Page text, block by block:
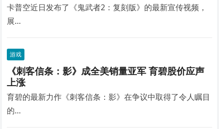
卡普空近日发布了《鬼武者2：复刻版》的最新宣传视频，
展…
游戏
《刺客信条：影》成全美销量亚军 育碧股价应声
上涨
育碧的最新力作《刺客信条：影》在争议中取得了令人瞩目
的…